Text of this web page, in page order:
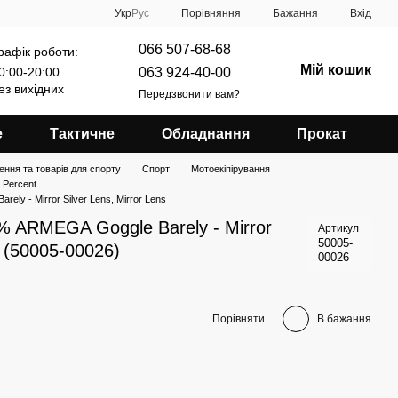
УкрРус Порівняння Бажання Вхід
роботи:
20:00
вихідних
066 507-68-68
063 924-40-00
Передзвонити вам?
Мій кошик
Тактичне Обладнання Прокат
та товарів для спорту Спорт
Мотоекіпірування
Percent
- Mirror Silver Lens, Mirror Lens
ARMEGA Goggle Barely - Mirror
00026)
Артикул
50005-
00026
Порівняти В бажання